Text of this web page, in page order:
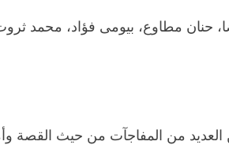
حنان مطاوع، بيومى فؤاد، محمد
من المفاجآت من حيث القصة